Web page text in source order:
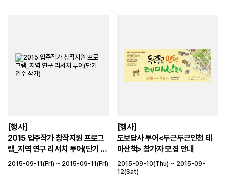
[행사]
2015 입주작가 창작지원 프로그
램_지역 연구 리서치 투어(단기 입
주 작가)
2015-09-11(Fri) ~ 2015-09-11(Fri)
[행사]
도보답사 투어<두근두근인천 테
마산책> 참가자 모집 안내
2015-09-10(Thu) ~ 2015-09-
12(Sat)